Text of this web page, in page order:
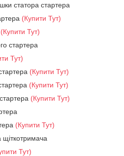
статора стартера
(Купити Тут)
(Купити Тут)
стартера
Тут)
(Купити Тут)
(Купити Тут)
(Купити Тут)
(Купити Тут)
Тут)